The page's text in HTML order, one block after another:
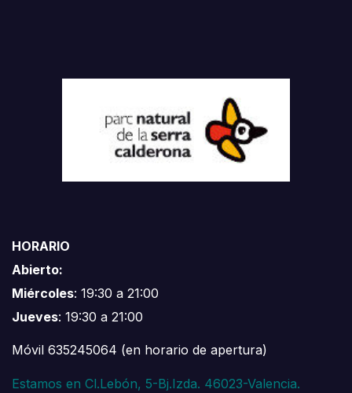
HORARIO
Abierto:
Miércoles: 19:30 a 21:00
Jueves: 19:30 a 21:00
Móvil 635245064 (en horario de apertura)
Estamos en Cl.Lebón, 5-Bj.Izda. 46023-Valencia.